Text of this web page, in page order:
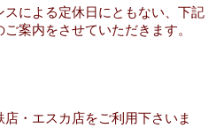
による定休日にともない、下記
案内をさせていただきます。
・エスカ店をご利用下さいま